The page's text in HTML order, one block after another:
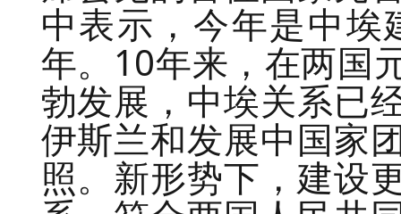
中表示，今年是中
年。10年来，在两国
勃发展，中埃关系已
伊斯兰和发展中国家
照。新形势下，建设